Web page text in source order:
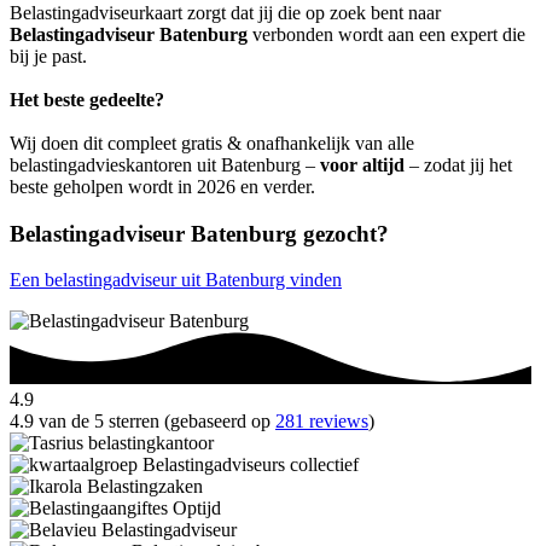
Belastingadviseurkaart zorgt dat jij die op zoek bent naar
Belastingadviseur Batenburg verbonden wordt aan een expert die
bij je past.
Het beste gedeelte?
Wij doen dit compleet gratis & onafhankelijk van alle
belastingadvieskantoren uit Batenburg – voor altijd – zodat jij het
beste geholpen wordt in 2026 en verder.
Belastingadviseur Batenburg gezocht?
Een belastingadviseur uit Batenburg vinden
4.9
4.9 van de 5 sterren (gebaseerd op 281 reviews)